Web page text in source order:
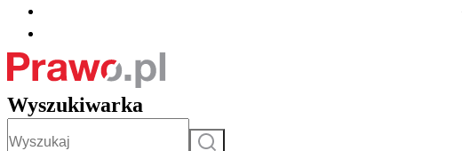
Wyszukiwarka
Szukaj